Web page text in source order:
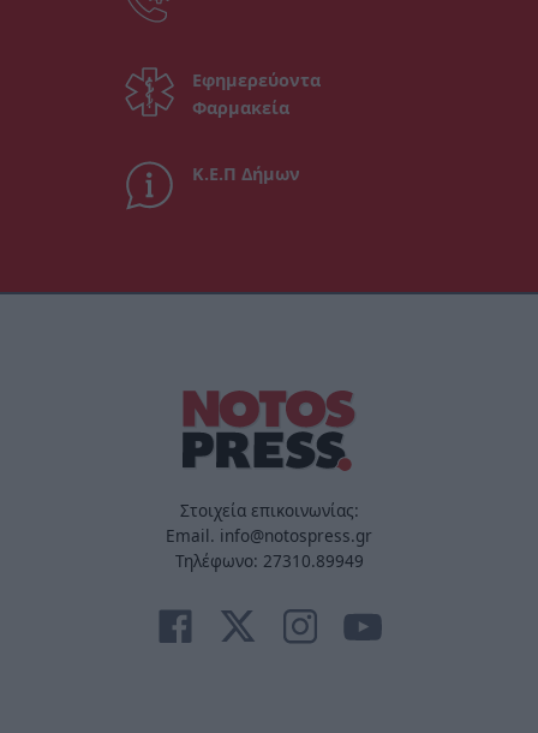
Εφημερεύοντα
Φαρμακεία
Κ.Ε.Π Δήμων
Στοιχεία επικοινωνίας:
Email. info@notospress.gr
Τηλέφωνο: 27310.89949